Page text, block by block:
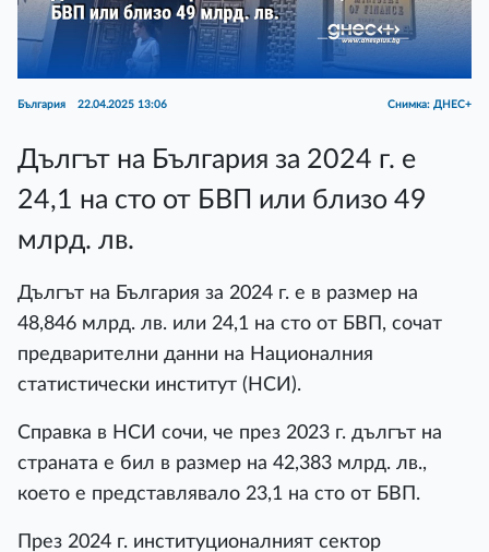
България 22.04.2025 13:06 Снимка: ДНЕС+
Дългът на България за 2024 г. е
24,1 на сто от БВП или близо 49
млрд. лв.
Дългът на България за 2024 г. е в размер на
48,846 млрд. лв. или 24,1 на сто от БВП, сочат
предварителни данни на Националния
статистически институт (НСИ).
Справка в НСИ сочи, че през 2023 г. дългът на
страната е бил в размер на 42,383 млрд. лв.,
което е представлявало 23,1 на сто от БВП.
През 2024 г. институционалният сектор